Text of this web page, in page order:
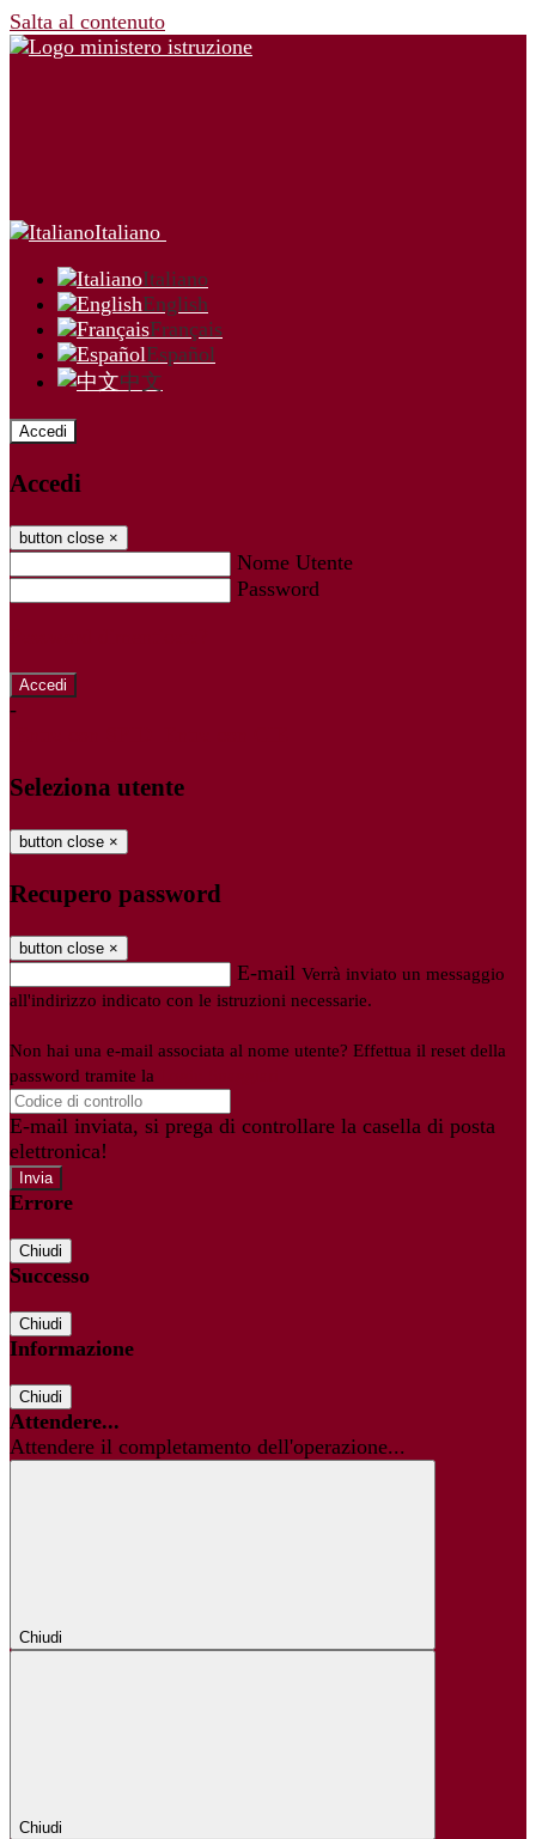
Salta al contenuto
Italiano
Italiano
English
Français
Español
中文
Accedi
Accedi
button close ×
Nome Utente
Password
-
Seleziona utente
button close ×
Recupero password
button close ×
E-mail Verrà inviato un messaggio
all'indirizzo indicato con le istruzioni necessarie.
Non hai una e-mail associata al nome utente? Effettua il reset della
password tramite la
E-mail inviata, si prega di controllare la casella di posta
elettronica!
Errore
Chiudi
Successo
Chiudi
Informazione
Chiudi
Attendere...
Attendere il completamento dell'operazione...
Chiudi
Chiudi